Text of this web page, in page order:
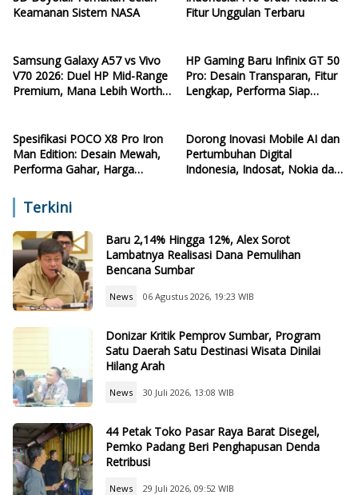
Keamanan Sistem NASA
Fitur Unggulan Terbaru
Samsung Galaxy A57 vs Vivo
V70 2026: Duel HP Mid-Range
Premium, Mana Lebih Worth
HP Gaming Baru Infinix GT 50
Pro: Desain Transparan, Fitur
Lengkap, Performa Siap
Spesifikasi POCO X8 Pro Iron
Man Edition: Desain Mewah,
Performa Gahar, Harga
Dorong Inovasi Mobile AI dan
Pertumbuhan Digital
Indonesia, Indosat, Nokia dan
Terkini
Baru 2,14% Hingga 12%, Alex Sorot
Lambatnya Realisasi Dana Pemulihan
Bencana Sumbar
News 06 Agustus 2026, 19:23 WIB
Donizar Kritik Pemprov Sumbar, Program
Satu Daerah Satu Destinasi Wisata Dinilai
Hilang Arah
News 30 Juli 2026, 13:08 WIB
44 Petak Toko Pasar Raya Barat Disegel,
Pemko Padang Beri Penghapusan Denda
Retribusi
News 29 Juli 2026, 09:52 WIB